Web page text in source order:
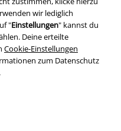
wir lediglich
"Einstellungen" kannst du
Deine erteilte
Cookie-Einstellungen
zum Datenschutz
.
zzgl. Versandkosten